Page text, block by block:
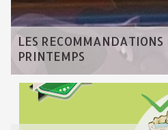
LES
PRINTEMPS